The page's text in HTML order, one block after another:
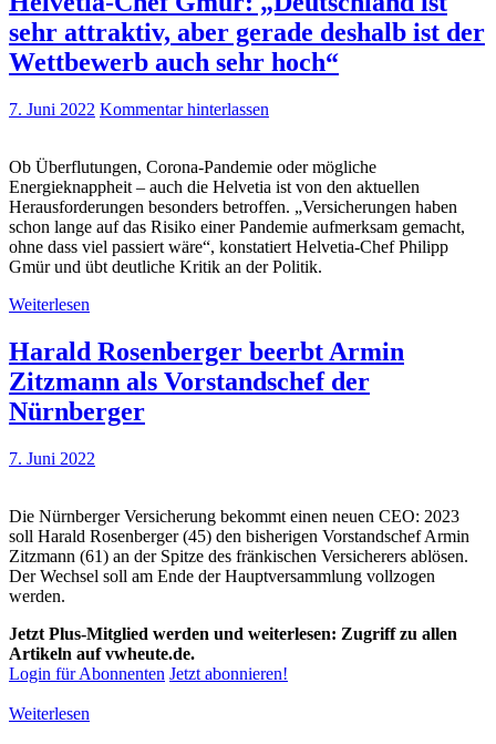
sehr attraktiv, aber gerade deshalb ist der
Wettbewerb auch sehr hoch“
7. Juni 2022 Kommentar hinterlassen
Ob Überflutungen, Corona-Pandemie oder mögliche
Energieknappheit – auch die Helvetia ist von den aktuellen
Herausforderungen besonders betroffen. „Versicherungen haben
schon lange auf das Risiko einer Pandemie aufmerksam gemacht,
ohne dass viel passiert wäre“, konstatiert Helvetia-Chef Philipp
Gmür und übt deutliche Kritik an der Politik.
Weiterlesen
Harald Rosenberger beerbt Armin
Zitzmann als Vorstandschef der
Nürnberger
7. Juni 2022
Die Nürnberger Versicherung bekommt einen neuen CEO: 2023
soll Harald Rosenberger (45) den bisherigen Vorstandschef Armin
Zitzmann (61) an der Spitze des fränkischen Versicherers ablösen.
Der Wechsel soll am Ende der Hauptversammlung vollzogen
werden.
Jetzt Plus-Mitglied werden und weiterlesen: Zugriff zu allen
Artikeln auf vwheute.de.
Login für Abonnenten Jetzt abonnieren!
Weiterlesen